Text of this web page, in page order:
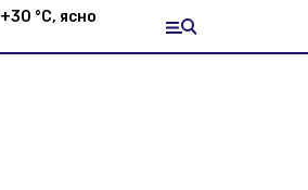
+30 °С, ясно